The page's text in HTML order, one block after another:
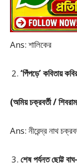
Ans: শালিকের
‘পিঁপড়ে’ কবিতায়
(অমিয় চক্রবর্তী /
Ans: নীরেন্দ্র নাথ
শেষ পর্যন্ত ছোট্ট